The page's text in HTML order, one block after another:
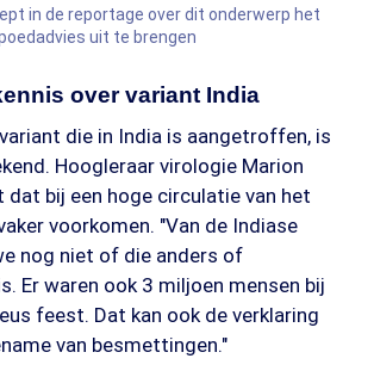
in de reportage over dit onderwerp het
uit te brengen
over variant India
die in India is aangetroffen, is
Hoogleraar virologie Marion
dat bij een hoge circulatie van het
voorkomen. "Van de Indiase
nog niet of die anders of
Er waren ook 3 miljoen mensen bij
feest. Dat kan ook de verklaring
van besmettingen."